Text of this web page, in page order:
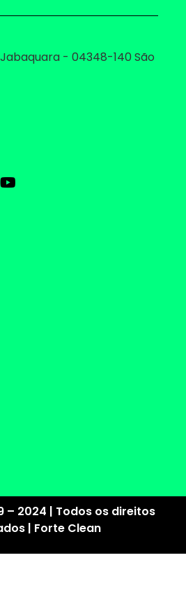
- 04348-140 São
– 2024 | Todos os direitos
| Forte Clean